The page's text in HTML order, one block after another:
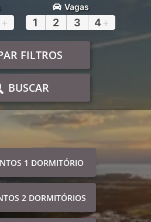
+
Vagas
1 2 3 4 +
FILTROS
BUSCAR
1 DORMITÓRIO
2 DORMITÓRIOS